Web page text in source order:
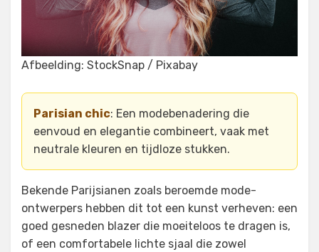
Afbeelding: StockSnap / Pixabay
Parisian chic: Een modebenadering die
eenvoud en elegantie combineert, vaak met
neutrale kleuren en tijdloze stukken.
Bekende Parijsianen zoals beroemde mode-
ontwerpers hebben dit tot een kunst verheven: een
goed gesneden blazer die moeiteloos te dragen is,
of een comfortabele lichte sjaal die zowel